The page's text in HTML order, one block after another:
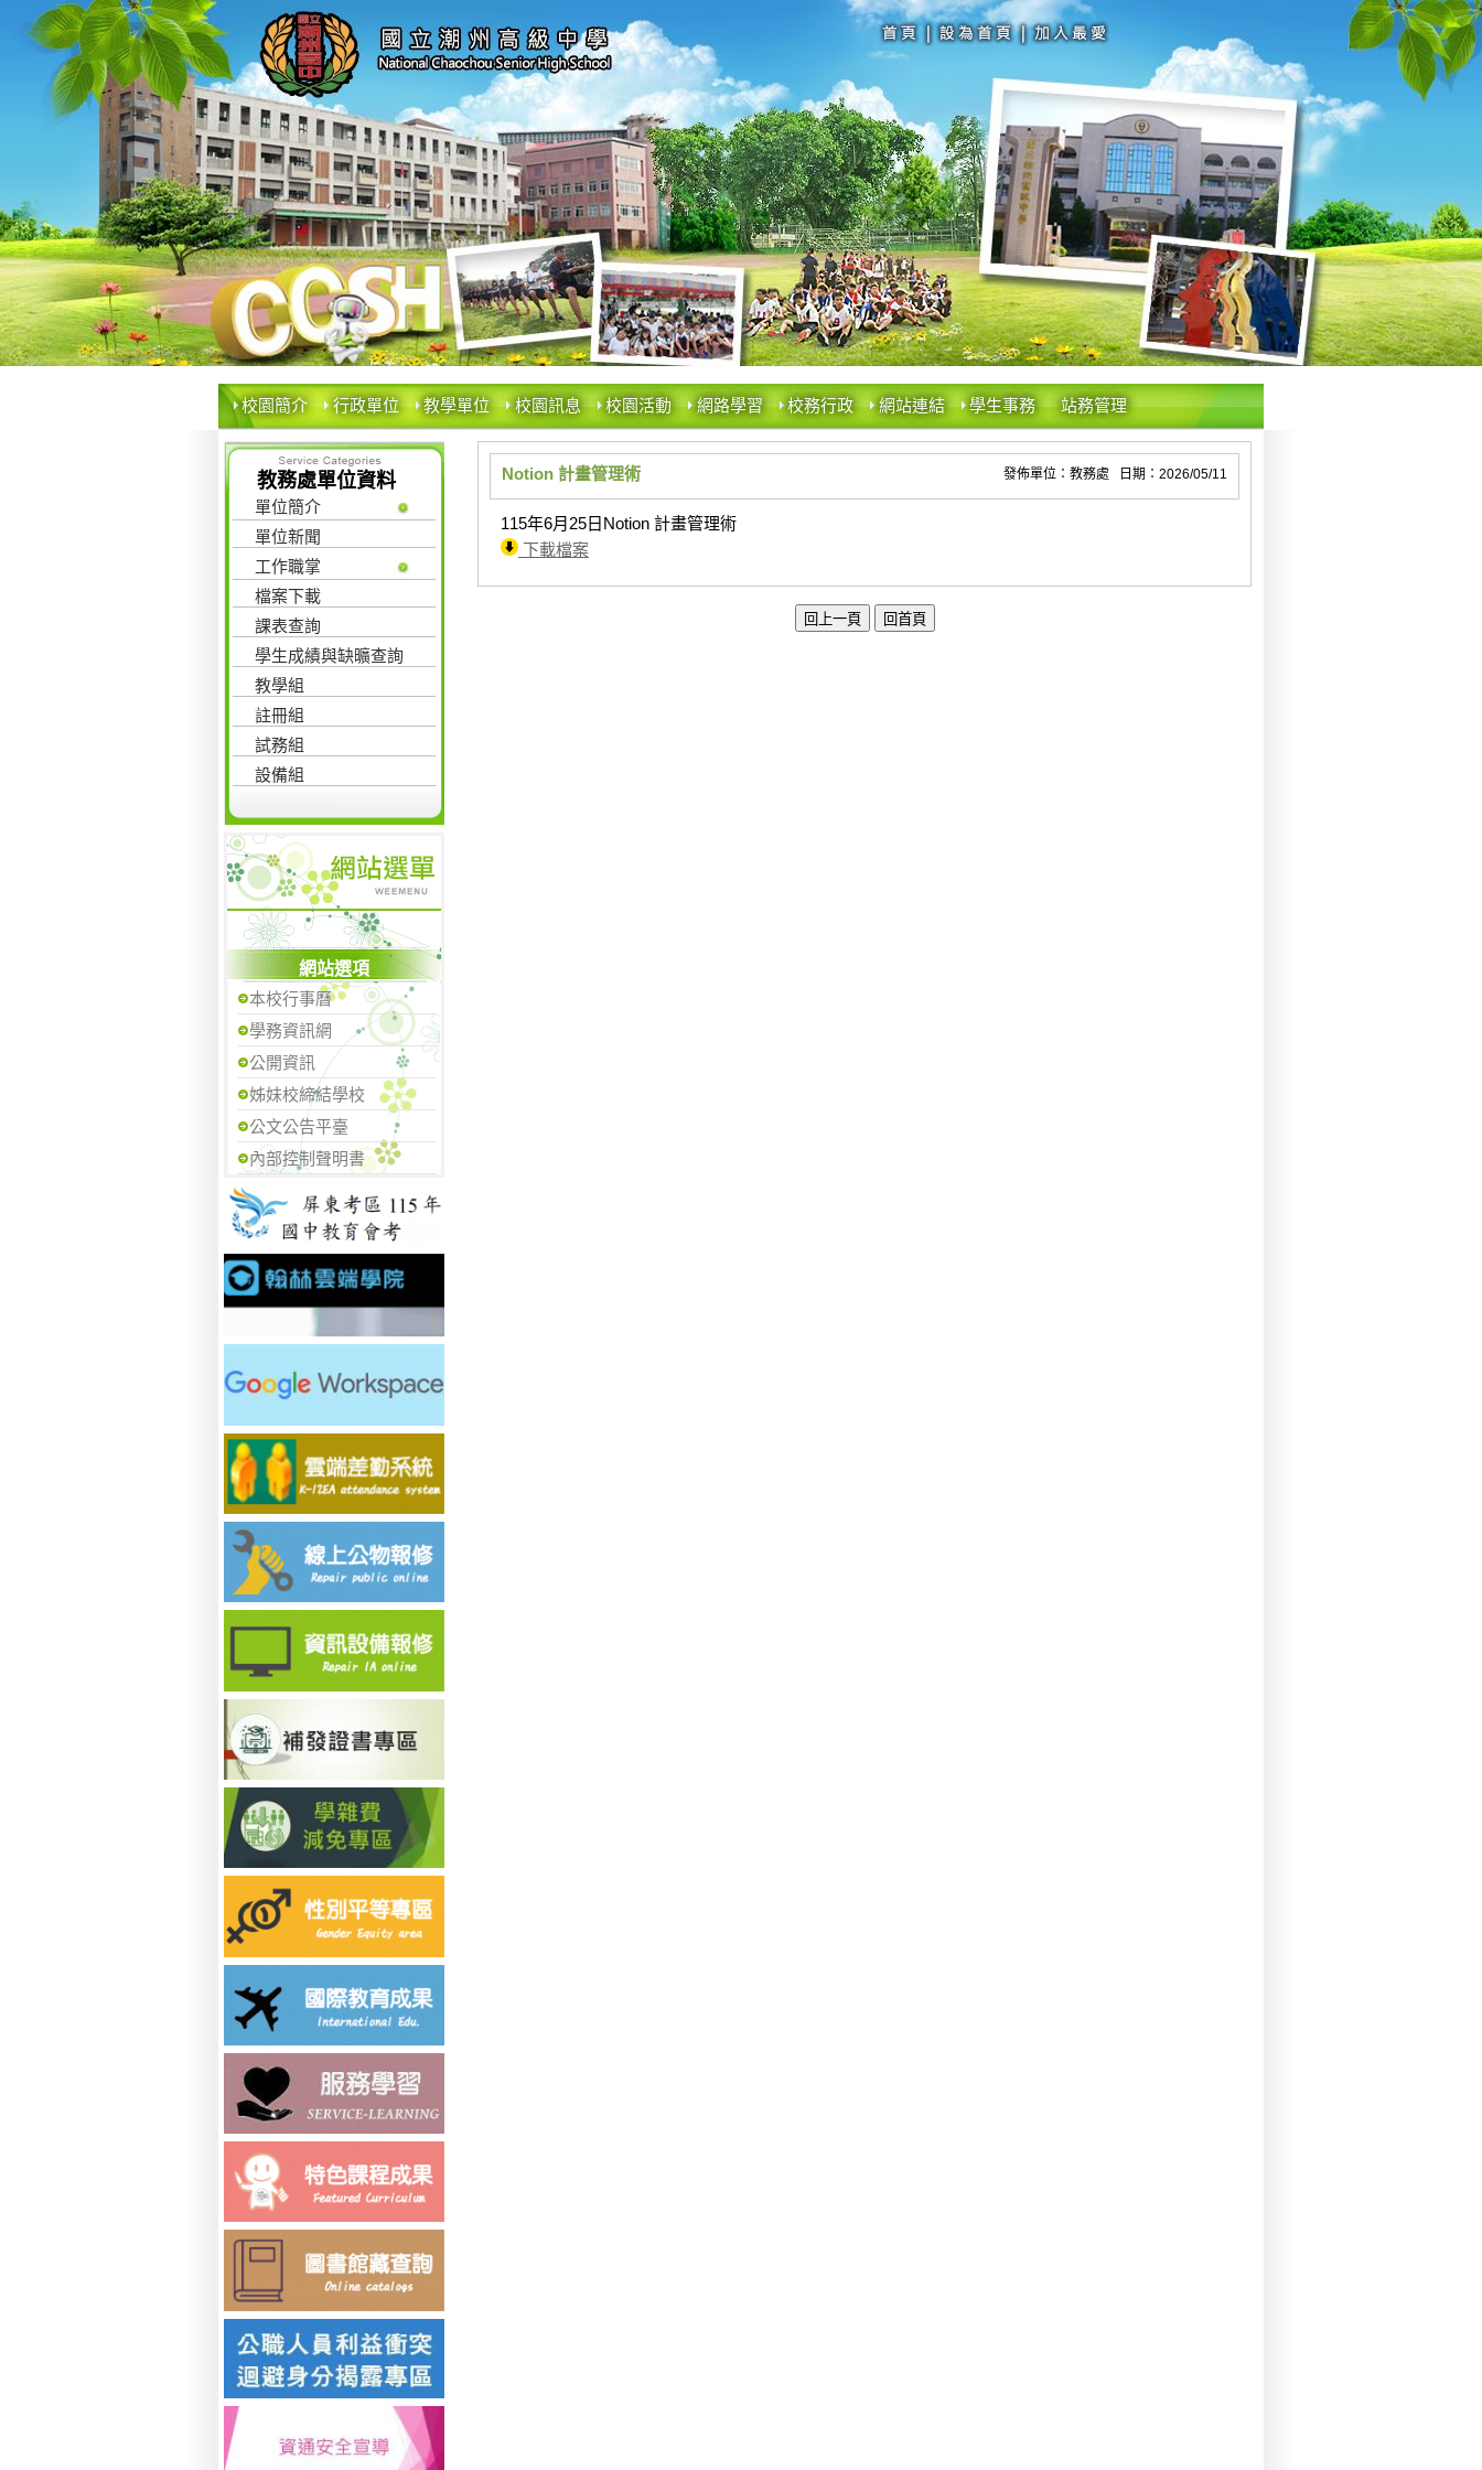
校園簡介 行政單位 教學單位 校園訊息 校園活動 網路學習 校務行政 網站連結 學生事務 站務管理
教務處單位資料
單位簡介
單位新聞
工作職掌
檔案下載
課表查詢
學生成績與缺曠查詢
教學組
註冊組
試務組
設備組
網站選項
本校行事曆
學務資訊網
公開資訊
姊妹校締結學校
公文公告平臺
內部控制聲明書
Notion 計畫管理術 發佈單位：教務處 日期：2026/05/11
115年6月25日Notion 計畫管理術
下載檔案